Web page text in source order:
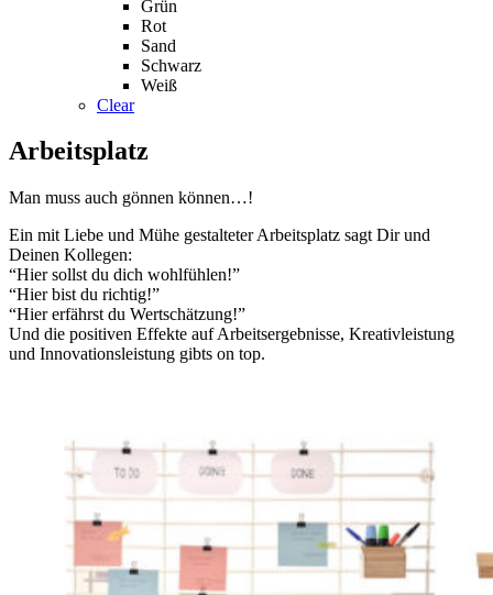
Grün
Rot
Sand
Schwarz
Weiß
Clear
Arbeitsplatz
Man muss auch gönnen können…!
Ein mit Liebe und Mühe gestalteter Arbeitsplatz sagt Dir und
Deinen Kollegen:
“Hier sollst du dich wohlfühlen!”
“Hier bist du richtig!”
“Hier erfährst du Wertschätzung!”
Und die positiven Effekte auf Arbeitsergebnisse, Kreativleistung
und Innovationsleistung gibts on top.